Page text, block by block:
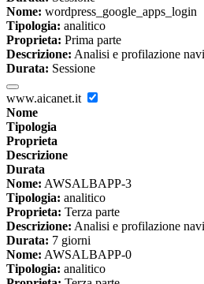
Nome: wordpress_google_apps_login
Tipologia: analitico
Proprieta: Prima parte
Descrizione: Analisi e profilazione
Durata: Sessione
www.aicanet.it
Nome
Tipologia
Proprieta
Descrizione
Durata
Nome: AWSALBAPP-3
Tipologia: analitico
Proprieta: Terza parte
Descrizione: Analisi e profilazione
Durata: 7 giorni
Nome: AWSALBAPP-0
Tipologia: analitico